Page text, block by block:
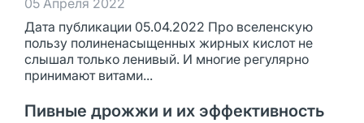
05 Апреля 2022
Дата публикации 05.04.2022 Про вселенскую
пользу полиненасыщенных жирных кислот не
слышал только ленивый. И многие регулярно
принимают витами...
Пивные дрожжи и их эффективность